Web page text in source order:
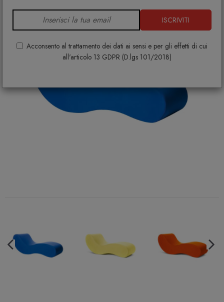
ISCRIVITI
Acconsento al trattamento dei dati ai sensi e per gli effetti di cui
all'articolo 13 GDPR (D.lgs 101/2018)